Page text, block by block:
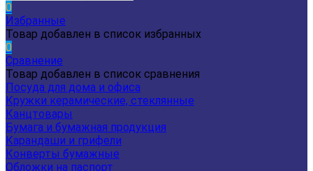
0
Избранные
Товар добавлен в список избранных
0
Сравнение
Товар добавлен в список сравнения
Посуда для дома и офиса
Кружки керамические, стеклянные
Канцтовары
Бумага и бумажная продукция
Карандаши и грифели
Конверты бумажные
Обложки на паспорт